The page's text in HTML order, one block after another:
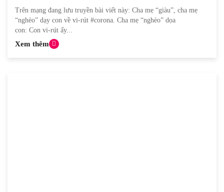
Trên mạng đang lưu truyền bài viết này: Cha mẹ “giàu”, cha mẹ
“nghèo” dạy con về vi-rút #corona. Cha mẹ “nghèo” dọa
con: Con vi-rút ấy...
Xem thêm